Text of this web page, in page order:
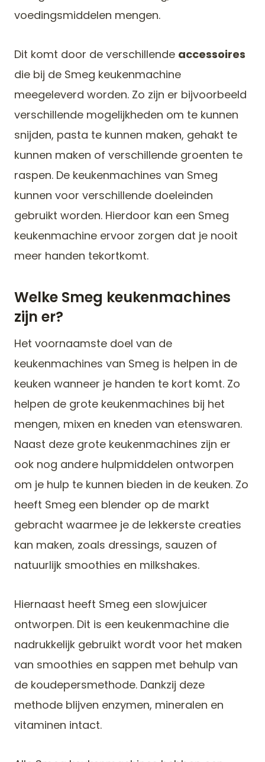
voedingsmiddelen mengen.
Dit komt door de verschillende accessoires
die bij de Smeg keukenmachine
meegeleverd worden. Zo zijn er bijvoorbeeld
verschillende mogelijkheden om te kunnen
snijden, pasta te kunnen maken, gehakt te
kunnen maken of verschillende groenten te
raspen. De keukenmachines van Smeg
kunnen voor verschillende doeleinden
gebruikt worden. Hierdoor kan een Smeg
keukenmachine ervoor zorgen dat je nooit
meer handen tekortkomt.
Welke Smeg keukenmachines
zijn er?
Het voornaamste doel van de
keukenmachines van Smeg is helpen in de
keuken wanneer je handen te kort komt. Zo
helpen de grote keukenmachines bij het
mengen, mixen en kneden van etenswaren.
Naast deze grote keukenmachines zijn er
ook nog andere hulpmiddelen ontworpen
om je hulp te kunnen bieden in de keuken. Zo
heeft Smeg een blender op de markt
gebracht waarmee je de lekkerste creaties
kan maken, zoals dressings, sauzen of
natuurlijk smoothies en milkshakes.
Hiernaast heeft Smeg een slowjuicer
ontworpen. Dit is een keukenmachine die
nadrukkelijk gebruikt wordt voor het maken
van smoothies en sappen met behulp van
de koudepersmethode. Dankzij deze
methode blijven enzymen, mineralen en
vitaminen intact.